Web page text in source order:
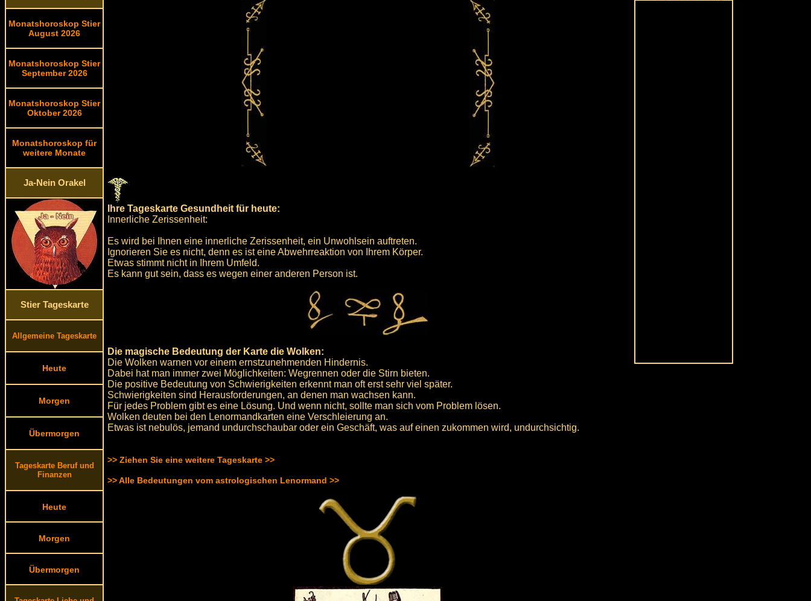
Monatshoroskop Stier
August 2026
Monatshoroskop Stier
September 2026
Monatshoroskop Stier
Oktober 2026
Monatshoroskop für
weitere Monate
Ja-Nein Orakel
Stier Tageskarte
Allgemeine Tageskarte
Heute
Morgen
Übermorgen
Tageskarte Beruf und
Finanzen
Heute
Morgen
Übermorgen
Ihre Tageskarte Gesundheit für heute:
Innerliche Zerissenheit:
Es wird bei Ihnen eine innerliche Zerissenheit, ein Unwohlsein auftreten.
Ignorieren Sie es nicht, denn es ist eine Abwehrreaktion von Ihrem Körper.
Etwas stimmt nicht in Ihrem Umfeld.
Es kann gut sein, dass es wegen einer anderen Person ist.
Die magische Bedeutung der Karte die Wolken:
Die Wolken warnen vor einem ernstzunehmenden Hindernis.
Dabei hat man immer zwei Möglichkeiten: Wegrennen oder die Stirn bieten.
Die positive Bedeutung von Schwierigkeiten erkennt man oft erst sehr viel später.
Schwierigkeiten sind Herausforderungen, an denen man wachsen kann.
Für jedes Problem gibt es eine Lösung. Und wenn nicht, sollte man sich vom Problem lösen.
Wolken deuten bei den Lenormandkarten eine Verschleierung an.
Etwas ist nebulös, jemand undurchschaubar oder ein Geschäft, was auf einen zukommen wird, undurchsichtig.
>> Ziehen Sie eine weitere Tageskarte >>
>> Alle Bedeutungen vom astrologischen Lenormand >>